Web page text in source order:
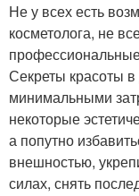
Не у всех есть
косметолога, не
Секреты красоты
минимальными
некоторые
а попутно
внешностью,
силах, снять